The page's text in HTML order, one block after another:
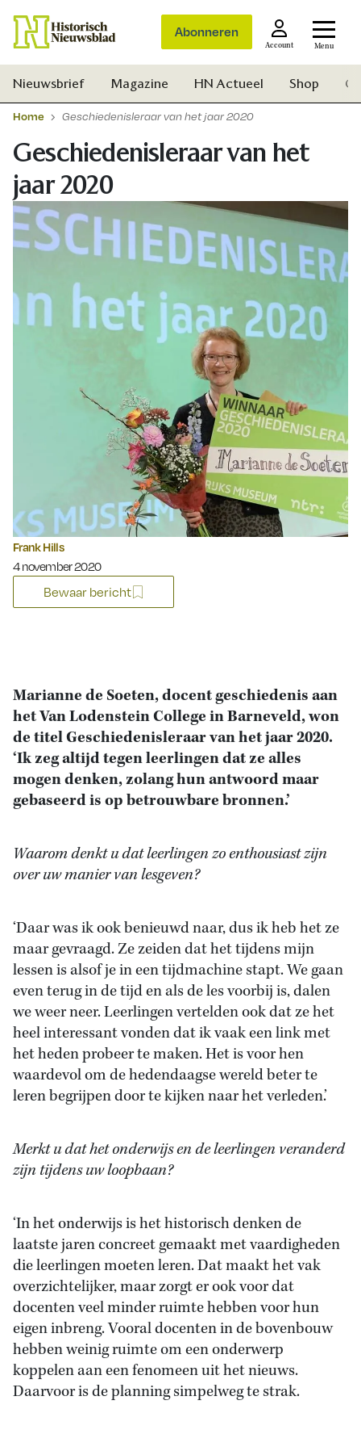
Abonneren
Account Menu
Nieuwsbrief Magazine HN Actueel Shop
Home Geschiedenisleraar van het jaar 2020
Geschiedenisleraar van het
jaar 2020
Frank Hills
Gepubliceerd op:
4 november 2020
Bewaar bericht
Marianne de Soeten, docent geschiedenis aan
het Van Lodenstein College in Barneveld, won
de titel Geschiedenisleraar van het jaar 2020.
‘Ik zeg altijd tegen leerlingen dat ze alles
mogen denken, zolang hun antwoord maar
gebaseerd is op betrouwbare bronnen.’
Waarom denkt u dat leerlingen zo enthousiast zijn
over uw manier van lesgeven?
‘Daar was ik ook benieuwd naar, dus ik heb het ze
maar gevraagd. Ze zeiden dat het tijdens mijn
lessen is alsof je in een tijdmachine stapt. We gaan
even terug in de tijd en als de les voorbij is, dalen
we weer neer. Leerlingen vertelden ook dat ze het
heel interessant vonden dat ik vaak een link met
het heden probeer te maken. Het is voor hen
waardevol om de hedendaagse wereld beter te
leren begrijpen door te kijken naar het verleden.’
Merkt u dat het onderwijs en de leerlingen veranderd
zijn tijdens uw loopbaan?
‘In het onderwijs is het historisch denken de
laatste jaren concreet gemaakt met vaardigheden
die leerlingen moeten leren. Dat maakt het vak
overzichtelijker, maar zorgt er ook voor dat
docenten veel minder ruimte hebben voor hun
eigen inbreng. Vooral docenten in de bovenbouw
hebben weinig ruimte om een onderwerp
koppelen aan een fenomeen uit het nieuws.
Daarvoor is de planning simpelweg te strak.